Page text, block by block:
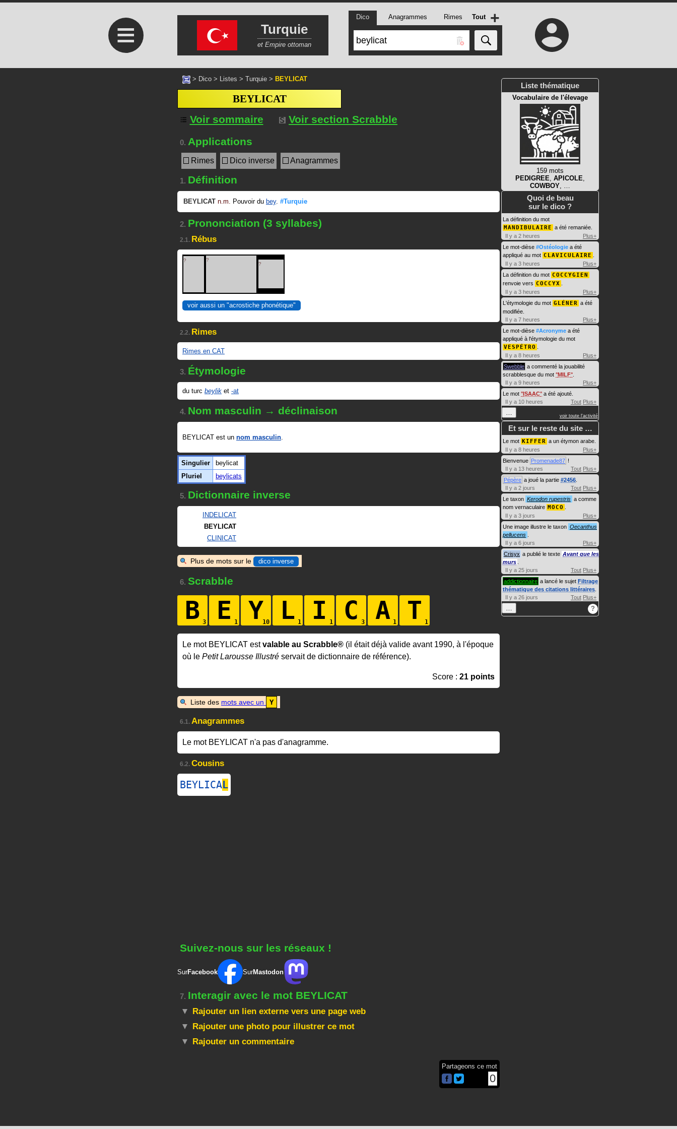
≡ Turquie
et Empire ottoman
Dico Anagrammes Rimes Tout +
> Dico > Listes > Turquie > BEYLICAT
BEYLICAT
Voir sommaire
Voir section Scrabble
0. Applications
Rimes Dico inverse Anagrammes
1. Définition
BEYLICAT n.m. Pouvoir du bey. #Turquie
2. Prononciation (3 syllabes)
2.1. Rébus
? ?
?
voir aussi un "acrostiche phonétique"
2.2. Rimes
Rimes en CAT
3. Étymologie
du turc beylik et -at
4. Nom masculin → déclinaison
BEYLICAT est un nom masculin.
Singulier
beylicat
Pluriel
beylicats
5. Dictionnaire inverse
INDELICAT
BEYLICAT
CLINICAT
Plus de mots sur le dico inverse
6. Scrabble
B E Y L I C A T
Le mot BEYLICAT estvalable au Scrabble® (il était déjà valide avant 1990, à l'époque
où le Petit Larousse Illustré servait de dictionnaire de référence).
Score : 21 points
Liste des mots avec un Y
6.1. Anagrammes
Le mot BEYLICAT n'a pas d'anagramme.
6.2. Cousins
BEYLICAL
Suivez-nous sur les réseaux !
SurFacebook SurMastodon
7. Interagir avec le mot BEYLICAT
Rajouter un lien externe vers une page web
Rajouter une photo pour illustrer ce mot
Rajouter un commentaire
Partageons ce mot
0
Liste thématique
Vocabulaire de l'élevage
159 mots
PEDIGREE, APICOLE,
COWBOY, …
Quoi de beau
sur le dico ?
La définition du mot
MANDIBULAIRE a été remaniée.
Il y a 2 heures
Plus+
Le mot-dièse #Ostéologie a été
appliqué au mot CLAVICULAIRE
Il y a 3 heures
Plus+
La définition du mot COCCYGIEN
renvoie vers COCCYX
Il y a 3 heures
Plus+
L'étymologie du mot GLÉNER a été
modifiée.
Il y a 7 heures
Plus+
Le mot-dièse #Acronyme a été
appliqué à l'étymologie du mot
VESPÉTRO
Il y a 8 heures
Plus+
Swebble a commenté la jouabilité
scrabblesque du mot MILF
Il y a 9 heures
Plus+
Le mot ISAAC a été ajouté.
Il y a 10 heures
Tout Plus+
… voir toute l'activité
Et sur le reste du site …
Le mot KIFFER a un étymon arabe.
Il y a 8 heures
Plus+
Bienvenue Promenade87 !
Il y a 13 heures
Tout Plus+
Pépère a joué la partie #2456
Il y a 2 jours
Tout Plus+
Le taxon Kerodon rupestris a comme
nom vernaculaire MOCO
Il y a 3 jours
Plus+
Une image illustre le taxon Oecanthus
pellucens
Il y a 6 jours
Plus+
Crisyx a publié le texte Avant que les
murs
Il y a 25 jours
Tout Plus+
addictionnaire a lancé le sujet Filtrage
thématique des citations littéraires
Il y a 26 jours
Tout Plus+
… ?